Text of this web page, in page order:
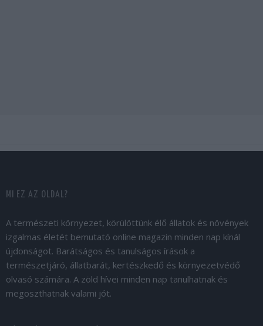
MI EZ AZ OLDAL?
A természeti környezet, körülöttünk élő állatok és növények
izgalmas életét bemutató online magazin minden nap kínál
újdonságot. Barátságos és tanulságos írások a
természetjáró, állatbarát, kertészkedő és környezetvédő
olvasó számára. A zöld hívei minden nap tanulhatnak és
megoszthatnak valami jót.